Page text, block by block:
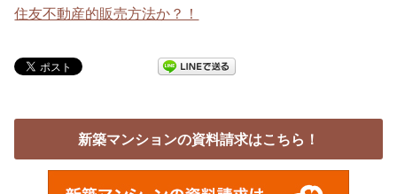
住友不動産的販売方法か？！
新築マンションの資料請求はこちら！